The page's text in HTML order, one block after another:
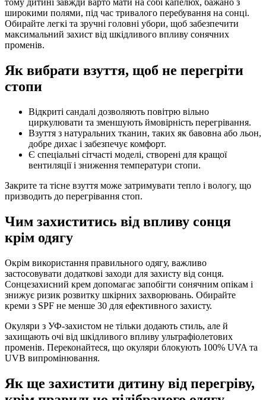
тому дитині завжди варто мати на собі капелюх, бажано з
широкими полями, під час тривалого перебування на сонці.
Обирайте легкі та зручні головні убори, щоб забезпечити
максимальний захист від шкідливого впливу сонячних
променів.
Як вибрати взуття, щоб не перегріти
стопи
Відкриті сандалі дозволяють повітрю вільно
циркулювати та зменшують ймовірність перегрівання.
Взуття з натуральних тканин, таких як бавовна або льон,
добре дихає і забезпечує комфорт.
Є спеціальні сітчасті моделі, створені для кращої
вентиляції і зниження температури стопи.
Закрите та тісне взуття може затримувати тепло і вологу, що
призводить до перегрівання стоп.
Чим захиститись від впливу сонця
крім одягу
Окрім використання правильного одягу, важливо
застосовувати додаткові заходи для захисту від сонця.
Сонцезахисний крем допомагає запобігти сонячним опікам і
знижує ризик розвитку шкірних захворювань. Обирайте
креми з SPF не менше 30 для ефективного захисту.
Окуляри з УФ-захистом не тільки додають стиль, але й
захищають очі від шкідливого впливу ультрафіолетових
променів. Переконайтеся, що окуляри блокують 100% UVA та
UVB випромінювання.
Як ще захистити дитину від перегріву,